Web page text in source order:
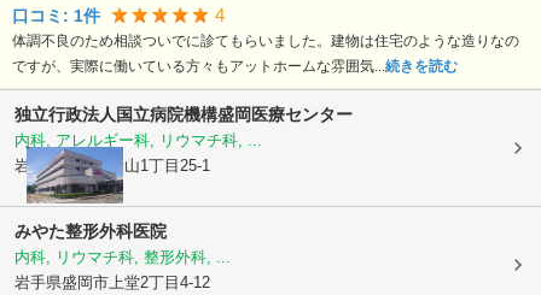
口コミ: 1件 4
体調不良のため相談ついでに診てもらいました。建物は住宅のような造りなの
ですが、実際に働いている方々もアットホームな雰囲気...続きを読む
独立行政法人国立病院機構盛岡医療センター
内科, アレルギー科, リウマチ科, ...
岩手県盛岡市
青山1丁目25-1
みやた整形外科医院
内科, リウマチ科, 整形外科, ...
岩手県盛岡市上堂2丁目4-12